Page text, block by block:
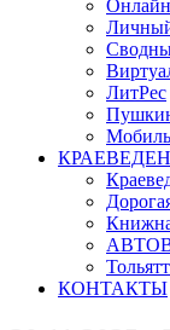
ЛитРес
КОНТАКТЫ